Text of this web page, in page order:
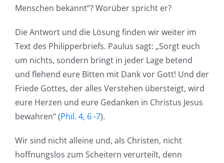
Menschen bekannt“? Worüber spricht er?
Die Antwort und die Lösung finden wir weiter im
Text des Philipperbriefs. Paulus sagt: „Sorgt euch
um nichts, sondern bringt in jeder Lage betend
und flehend eure Bitten mit Dank vor Gott! Und der
Friede Gottes, der alles Verstehen übersteigt, wird
eure Herzen und eure Gedanken in Christus Jesus
bewahren“ (Phil. 4, 6 -7).
Wir sind nicht alleine und, als Christen, nicht
hoffnungslos zum Scheitern verurteilt, denn